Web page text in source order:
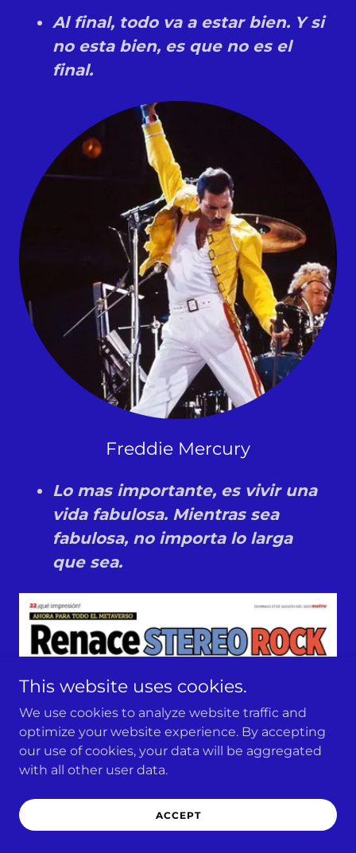
Al final, todo va a estar bien. Y si
no esta bien, es que no es el
final.
Freddie Mercury
Lo mas importante, es vivir una
vida fabulosa. Mientras sea
fabulosa, no importa lo larga
que sea.
This website uses cookies.
We use cookies to analyze website traffic and
optimize your website experience. By accepting
our use of cookies, your data will be aggregated
with all other user data.
ACCEPT